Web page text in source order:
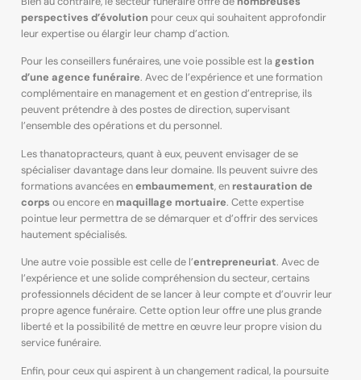
perspectives d’évolution pour ceux qui souhaitent approfondir
leur expertise ou élargir leur champ d’action.
Pour les conseillers funéraires, une voie possible est lagestion
d’une agence funéraire. Avec de l’expérience et une formation
complémentaire en management et en gestion d’entreprise, ils
peuvent prétendre à des postes de direction, supervisant
l’ensemble des opérations et du personnel.
Les thanatopracteurs, quant à eux, peuvent envisager de se
spécialiser davantage dans leur domaine. Ils peuvent suivre des
formations avancées enembaumement, en restauration de
corps ou encore en maquillage mortuaire. Cette expertise
pointue leur permettra de se démarquer et d’offrir des services
hautement spécialisés.
Une autre voie possible est celle de l’entrepreneuriat. Avec de
l’expérience et une solide compréhension du secteur, certains
professionnels décident de se lancer à leur compte et d’ouvrir leur
propre agence funéraire. Cette option leur offre une plus grande
liberté et la possibilité de mettre en œuvre leur propre vision du
service funéraire.
Enfin, pour ceux qui aspirent à un changement radical, la poursuite